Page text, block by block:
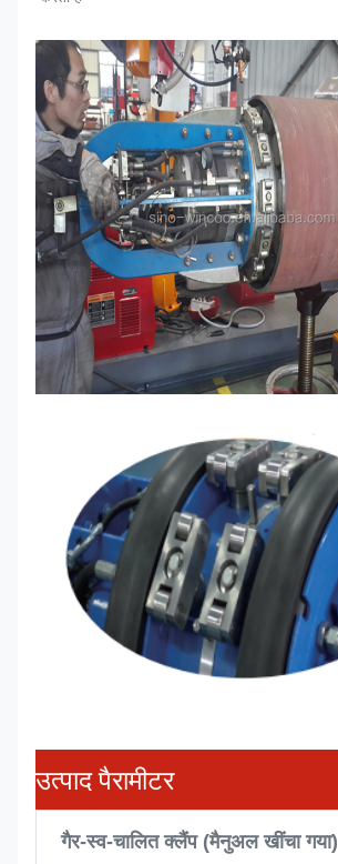
उत्पाद पैरामीटर
गैर-स्व-चालित क्लैंप (मैनुअल खींचा गया)